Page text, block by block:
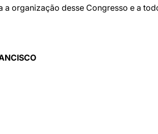
organização desse Congresso e a